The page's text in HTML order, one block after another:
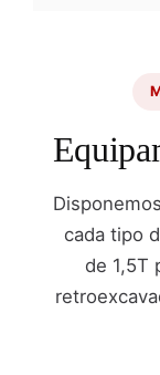
cada tipo
de 1,5T